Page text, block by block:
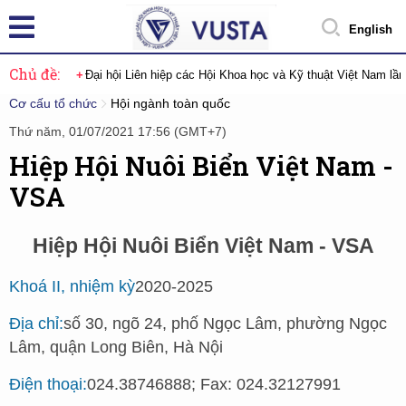
English
Chủ đề: Đại hội Liên hiệp các Hội Khoa học và Kỹ thuật Việt Nam
Cơ cấu tổ chức
Hội ngành toàn quốc
Thứ năm, 01/07/2021 17:56 (GMT+7)
Hiệp Hội Nuôi Biển Việt Nam -
VSA
Hiệp Hội Nuôi Biển Việt Nam - VSA
Khoá II, nhiệm kỳ2020-2025
Địa chỉ:số 30, ngõ 24, phố Ngọc Lâm, phường Ngọc
Lâm, quận Long Biên, Hà Nội
Điện thoại:024.38746888; Fax: 024.32127991